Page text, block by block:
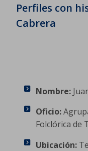
Perfiles con
Cabrera
Nombre:
Oficio:
Folclórica de
Ubicación: